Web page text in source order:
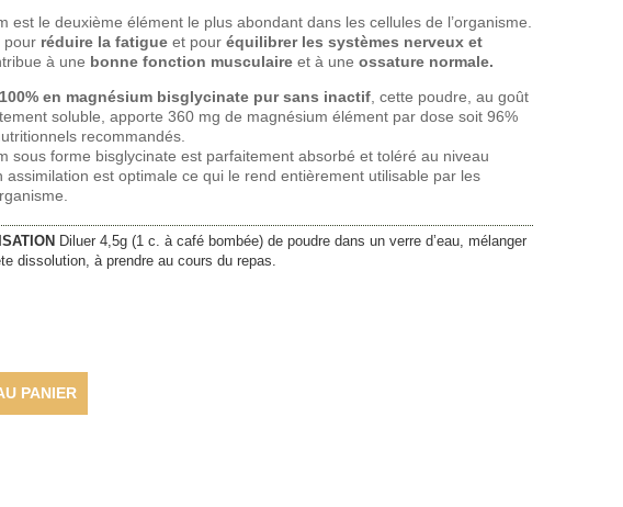
est le deuxième élément le plus abondant dans les cellules de l’organisme.
pour réduire la fatigue et pour équilibrer les systèmes nerveux et
à une bonne fonction musculaireet à une ossature normale.
100% en magnésium bisglycinate pur sans inactif, cette poudre, au goût
soluble, apporte 360 mg de magnésium élément par dose soit 96%
recommandés.
sous forme bisglycinate est parfaitement absorbé et toléré au niveau
assimilation est optimale ce qui le rend entièrement utilisable par les
Diluer 4,5g (1 c. à café bombée) de poudre dans un verre d’eau, mélanger
dissolution, à prendre au cours du repas.
PANIER